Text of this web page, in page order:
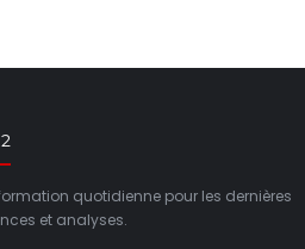
quotidienne pour les dernières
et analyses.